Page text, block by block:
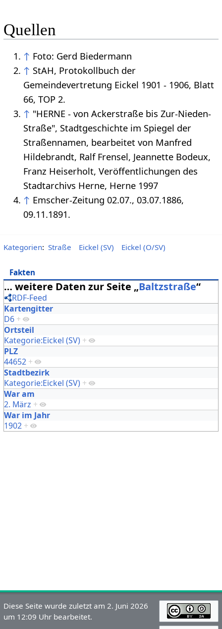
Quellen
↑ Foto: Gerd Biedermann
↑ StAH, Protokollbuch der
Gemeindevertretung Eickel 1901 - 1906, Blatt
66, TOP 2.
↑ "HERNE - von Ackerstraße bis Zur-Nieden-
Straße", Stadtgeschichte im Spiegel der
Straßennamen, bearbeitet von Manfred
Hildebrandt, Ralf Frensel, Jeannette Bodeux,
Franz Heiserholt, Veröffentlichungen des
Stadtarchivs Herne, Herne 1997
↑ Emscher-Zeitung 02.07., 03.07.1886,
09.11.1891.
Kategorien: Straße Eickel (SV) Eickel (O/SV)
Fakten
… weitere Daten zur Seite „Baltzstraße“
RDF-Feed
Kartengitter
D6 +
Ortsteil
Kategorie:Eickel (SV) +
PLZ
44652 +
Stadtbezirk
Kategorie:Eickel (SV) +
War am
2. März +
War im Jahr
1902 +
Diese Seite wurde zuletzt am 2. Juni 2026
um 12:09 Uhr bearbeitet.